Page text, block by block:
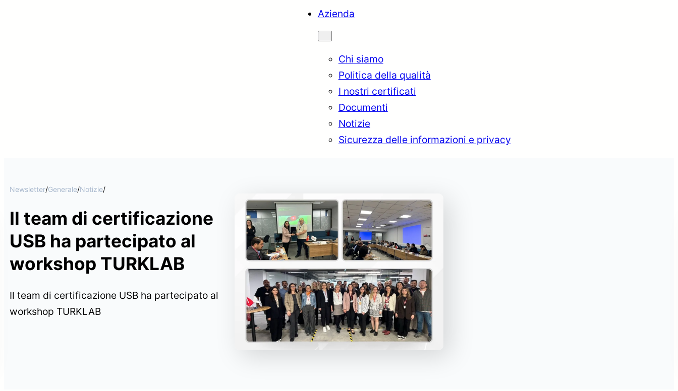
Azienda
Chi siamo
Politica della qualità
I nostri certificati
Documenti
Notizie
Sicurezza delle informazioni e privacy
Newsletter/Generale/Notizie/
Il team di certificazione
USB ha partecipato al
workshop TURKLAB
Il team di certificazione USB ha partecipato al
workshop TURKLAB
Pubblicata la revisione
della norma ISO/IEC
17020:2026: Inizia
organizzazioni di
ispezione